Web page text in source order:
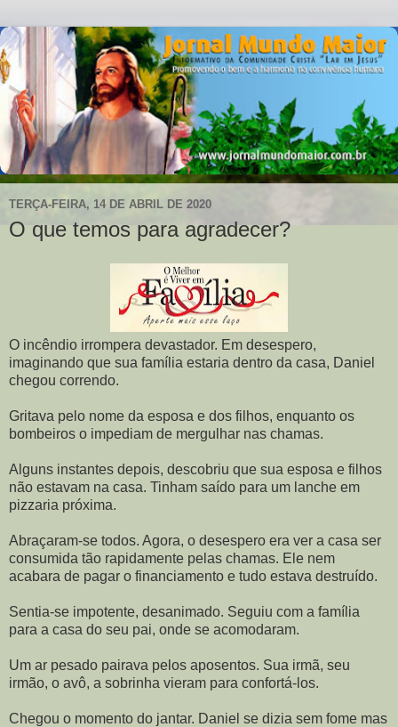
TERÇA-FEIRA, 14 DE ABRIL DE 2020
O que temos para agradecer?
O incêndio irrompera devastador. Em desespero,
imaginando que sua família estaria dentro da casa, Daniel
chegou correndo.
Gritava pelo nome da esposa e dos filhos, enquanto os
bombeiros o impediam de mergulhar nas chamas.
Alguns instantes depois, descobriu que sua esposa e filhos
não estavam na casa. Tinham saído para um lanche em
pizzaria próxima.
Abraçaram-se todos. Agora, o desespero era ver a casa ser
consumida tão rapidamente pelas chamas. Ele nem
acabara de pagar o financiamento e tudo estava destruído.
Sentia-se impotente, desanimado. Seguiu com a família
para a casa do seu pai, onde se acomodaram.
Um ar pesado pairava pelos aposentos. Sua irmã, seu
irmão, o avô, a sobrinha vieram para confortá-los.
Chegou o momento do jantar. Daniel se dizia sem fome mas